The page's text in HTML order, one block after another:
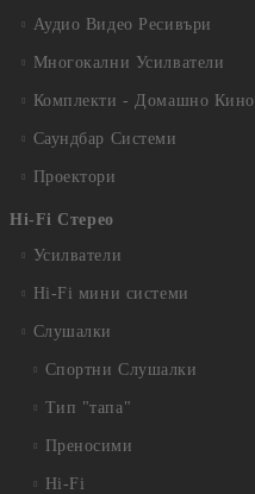
Аудио Видео Рeсивъри
Многокални Усилватели
Комплекти - Домашно Кино
Саундбар Системи
Проектори
Hi-Fi Стерео
Усилватели
Hi-Fi мини системи
Слушалки
Спортни Слушалки
Тип "тапа"
Преносими
Hi-Fi